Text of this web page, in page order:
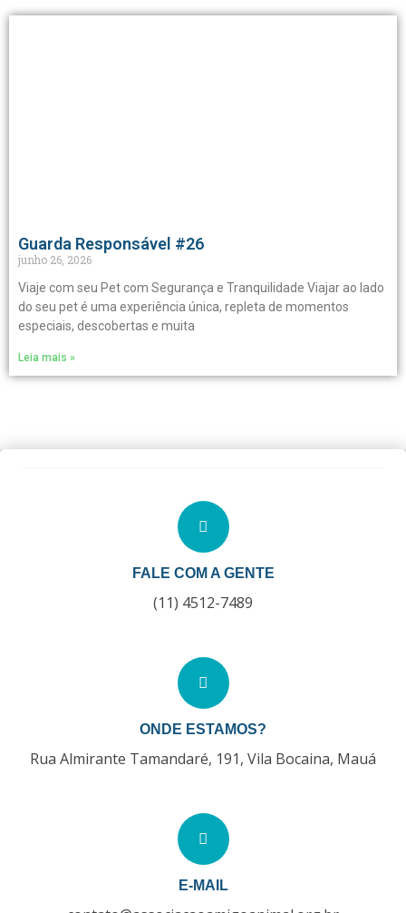
Guarda Responsável #26
junho 26, 2026
Viaje com seu Pet com Segurança e Tranquilidade Viajar ao lado
do seu pet é uma experiência única, repleta de momentos
especiais, descobertas e muita
Leia mais »
FALE COM A GENTE
(11) 4512-7489
ONDE ESTAMOS?
Rua Almirante Tamandaré, 191, Vila Bocaina, Mauá
E-MAIL